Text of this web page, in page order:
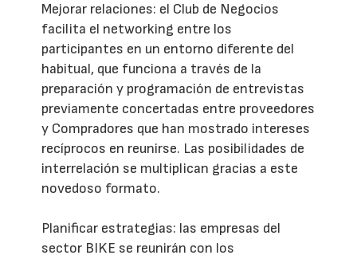
Mejorar relaciones: el Club de Negocios
facilita el networking entre los
participantes en un entorno diferente del
habitual, que funciona a través de la
preparación y programación de entrevistas
previamente concertadas entre proveedores
y Compradores que han mostrado intereses
recíprocos en reunirse. Las posibilidades de
interrelación se multiplican gracias a este
novedoso formato.
Planificar estrategias: las empresas del
sector BIKE se reunirán con los